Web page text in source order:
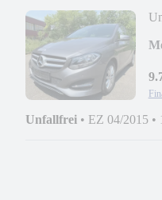
Unfallfrei • EZ 04/2015 •